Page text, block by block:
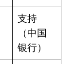
支持
（中国
银行）